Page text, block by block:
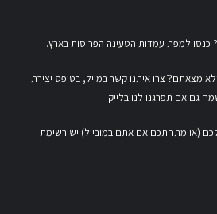
כנסו למפת עמדות הטעינה הפרוסות בארץ.
מצאתם?ֿ צרו איתנו קשר במייל, בטופס יצירת
גם אם תפרגנו לנו בלייק.
(או מתחתכם אם אתם במובייל) יש רשימת